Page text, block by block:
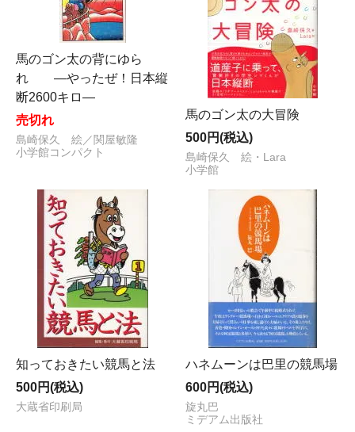
馬のゴン太の背にゆら
れ ―やったぜ！日本縦
断2600キロ―
売切れ
島崎保久 絵／関屋敏隆
小学館コンパクト
馬のゴン太の大冒険
500円(税込)
島崎保久 絵・Lara
小学館
知っておきたい競馬と法
500円(税込)
大蔵省印刷局
ハネムーンは巴里の競馬場
600円(税込)
旋丸巴
ミデアム出版社